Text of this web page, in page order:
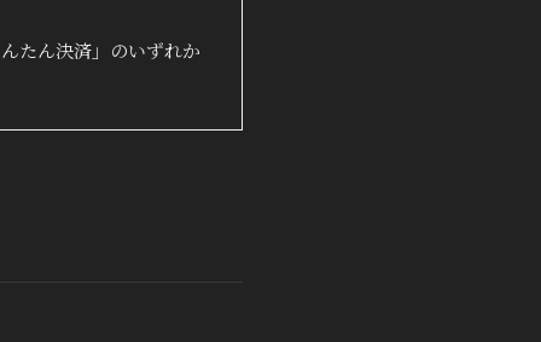
たん決済」のいずれか